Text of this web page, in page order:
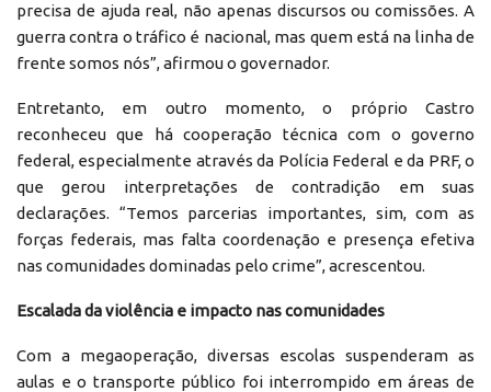
precisa de ajuda real, não apenas discursos ou comissões. A
guerra contra o tráfico é nacional, mas quem está na linha de
frente somos nós”, afirmou o governador.
Entretanto, em outro momento, o próprio Castro
reconheceu que há cooperação técnica com o governo
federal, especialmente através da Polícia Federal e da PRF, o
que gerou interpretações de contradição em suas
declarações. “Temos parcerias importantes, sim, com as
forças federais, mas falta coordenação e presença efetiva
nas comunidades dominadas pelo crime”, acrescentou.
Escalada da violência e impacto nas comunidades
Com a megaoperação, diversas escolas suspenderam as
aulas e o transporte público foi interrompido em áreas de